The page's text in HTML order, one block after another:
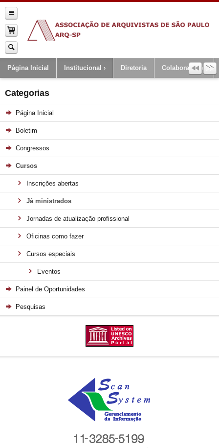
Página Inicial Institucional Diretoria Colaboradores
Categorias
Página Inicial
Boletim
Congressos
Cursos
Inscrições abertas
Já ministrados
Jornadas de atualização profissional
Oficinas como fazer
Cursos especiais
Eventos
Painel de Oportunidades
Pesquisas